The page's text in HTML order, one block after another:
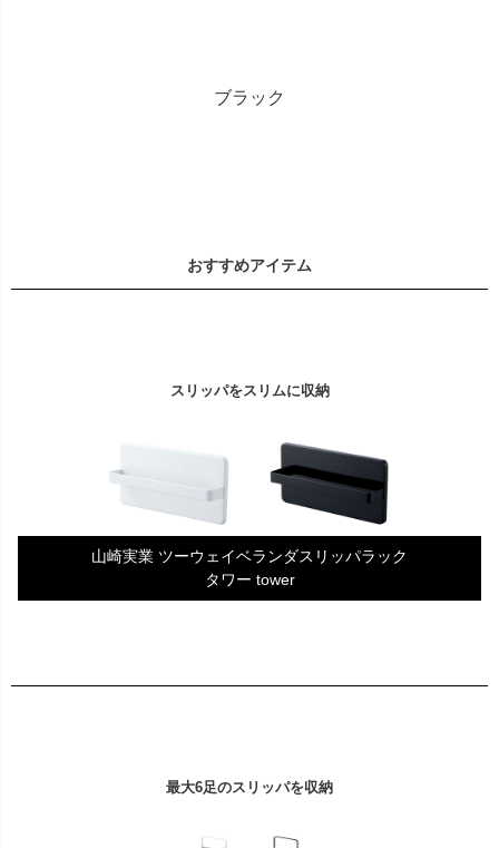
ブラック
おすすめアイテム
スリッパをスリムに収納
山崎実業 ツーウェイベランダスリッパラック
タワー tower
最大6足のスリッパを収納